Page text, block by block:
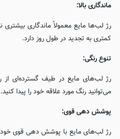
ماندگاری بالا:
رژ لب‌ها مایع معمولاً ماندگاری
کمتری به تجدید در طول روز دارد.
تنوع رنگی:
رژ لب‌های مایع در طیف گسترده‌ای از
می‌توانید رنگ مورد علاقه خود را پیدا کنید.
پوشش دهی قوی:
رژ لب‌های مایع با پوشش دهی قوی